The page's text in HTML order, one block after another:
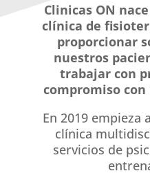
Clinicas ON
clínica de
proporcionar
nuestros
trabajar con
compromiso
En 2019 empieza
clínica
servicios de